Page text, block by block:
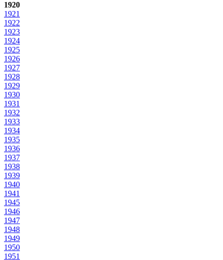
1920
1921
1922
1923
1924
1925
1926
1927
1928
1929
1930
1931
1932
1933
1934
1935
1936
1937
1938
1939
1940
1941
1945
1946
1947
1948
1949
1950
1951